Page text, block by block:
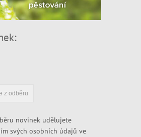
novinek udělujete
svých osobních údajů ve